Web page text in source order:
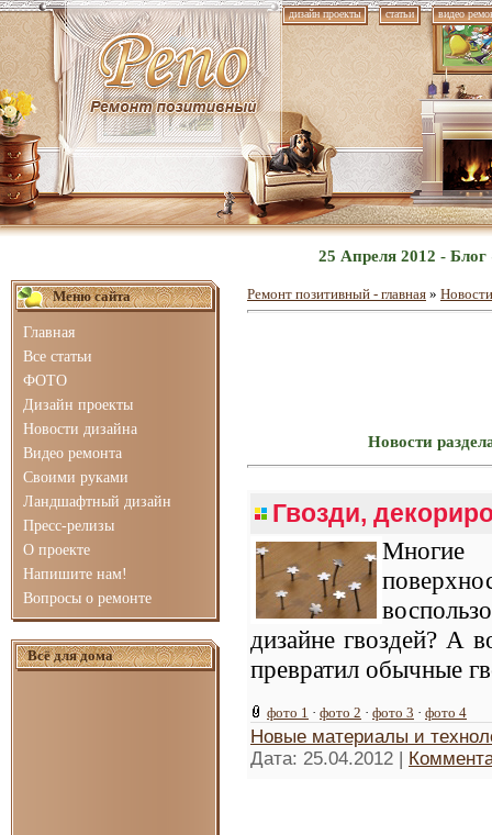
дизайн проекты статьи видео
25 Апреля 2012 -
Меню сайта
Главная
Все статьи
ФОТО
Дизайн проекты
Новости дизайна
Видео ремонта
Своими руками
Ландшафтный дизайн
Пресс-релизы
О проекте
Напишите нам!
Вопросы о ремонте
Всё для дома
Ремонт позитивный - главная »
Новости
Гвозди,
Многие
дизайне гвоздей? А
превратил обычные
фото 1 · фото 2 · фото 3 · фото 4
Новые материалы и
Дата: 25.04.2012 |